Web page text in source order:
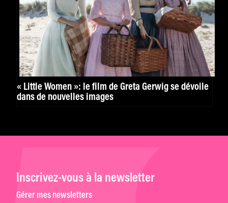
« Little Women »: le film de Greta Gerwig se dévoile
dans de nouvelles images
Inscrivez-vous à la newsletter
Gérer mes newsletters